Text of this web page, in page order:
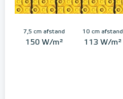
7,5 cm afstand
150 W/m²
10 cm afstand
113 W/m²